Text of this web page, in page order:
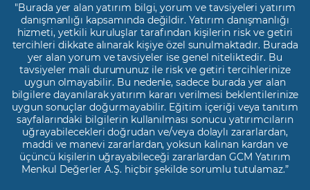
"Burada yer alan yatırım bilgi, yorum ve tavsiyeleri yatırım
danışmanlığı kapsamında değildir. Yatırım danışmanlığı
hizmeti, yetkili kuruluşlar tarafından kişilerin risk ve getiri
tercihleri dikkate alınarak kişiye özel sunulmaktadır. Burada
yer alan yorum ve tavsiyeler ise genel niteliktedir. Bu
tavsiyeler mali durumunuz ile risk ve getiri tercihlerinize
uygun olmayabilir. Bu nedenle, sadece burada yer alan
bilgilere dayanılarak yatırım kararı verilmesi beklentilerinize
uygun sonuçlar doğurmayabilir. Eğitim içeriği veya tanıtım
sayfalarındaki bilgilerin kullanılması sonucu yatırımcıların
uğrayabilecekleri doğrudan ve/veya dolaylı zararlardan,
maddi ve manevi zararlardan, yoksun kalınan kardan ve
üçüncü kişilerin uğrayabileceği zararlardan GCM Yatırım
Menkul Değerler A.Ş. hiçbir şekilde sorumlu tutulamaz.”